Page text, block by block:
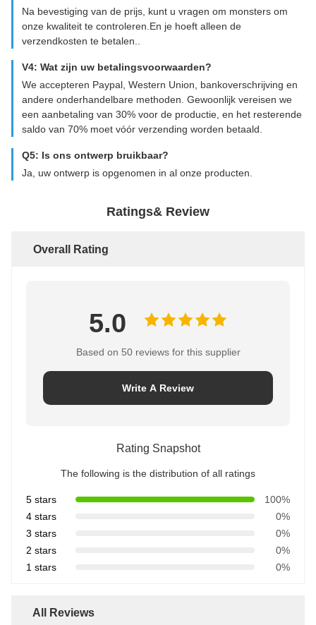
Na bevestiging van de prijs, kunt u vragen om monsters om
onze kwaliteit te controleren.En je hoeft alleen de
verzendkosten te betalen..
V4: Wat zijn uw betalingsvoorwaarden?
We accepteren Paypal, Western Union, bankoverschrijving en
andere onderhandelbare methoden. Gewoonlijk vereisen we
een aanbetaling van 30% voor de productie, en het resterende
saldo van 70% moet vóór verzending worden betaald.
Q5: Is ons ontwerp bruikbaar?
Ja, uw ontwerp is opgenomen in al onze producten.
Ratings& Review
Overall Rating
5.0
Based on 50 reviews for this supplier
Write A Review
Rating Snapshot
The following is the distribution of all ratings
5 stars
100%
4 stars
0%
3 stars
0%
2 stars
0%
1 stars
0%
All Reviews